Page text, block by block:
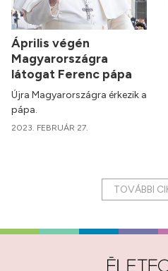
Április végén
Magyarországra
látogat Ferenc pápa
Újra Magyarországra érkezik a
pápa.
2023. FEBRUÁR 27.
TOVÁBBI